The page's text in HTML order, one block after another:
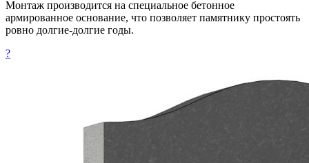
Монтаж производится на специальное бетонное
армированное основание, что позволяет памятнику простоять
ровно долгие-долгие годы.
?